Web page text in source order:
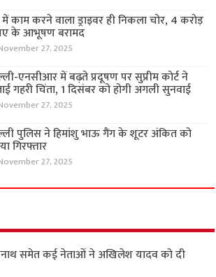
काम करने वाला ड्राइवर ही निकला चोर, 4 करोड़
के आभूषण बरामद
27, 2025
एनसीआर में बढ़ते प्रदूषण पर सुप्रीम कोर्ट ने
गहरी चिंता, 1 दिसंबर को होगी अगली सुनवाई
27, 2025
पुलिस ने हिमांशु भाऊ गैंग के शूटर अंकित को
गिरफ्तार
27, 2025
समेत कई नेताओं ने अखिलेश यादव को दी